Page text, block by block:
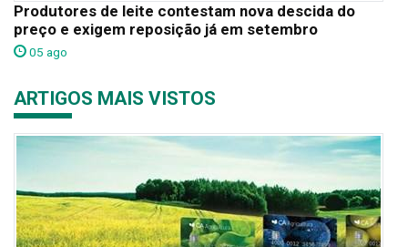
Produtores de leite contestam nova descida do
preço e exigem reposição já em setembro
05 ago
ARTIGOS MAIS VISTOS